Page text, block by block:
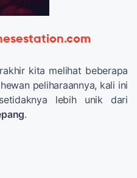
kita melihat beberapa
peliharaannya, kali ini
lebih unik dari
.